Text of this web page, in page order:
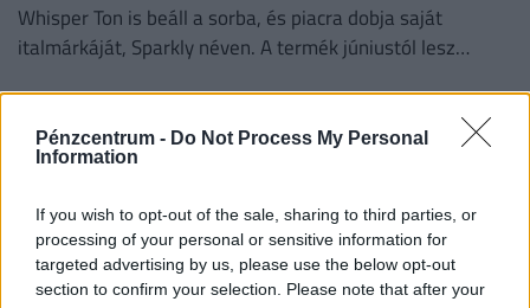
Pénzcentrum - Do Not Process My Personal
Information
If you wish to opt-out of the sale, sharing to third parties, or
processing of your personal or sensitive information for
targeted advertising by us, please use the below opt-out
section to confirm your selection. Please note that after your
Whisper Ton is beáll a sorba, és piacra dobja saját
italmárkáját, Sparkly néven. A termék júniustól lesz
Forrnak az indulatok Dancsó Péter és Fördős
kaphatnak
Hat magyar véleményvezérrel és számos hirdető céggel
szemben indított eljárásokat a versenyhatóság